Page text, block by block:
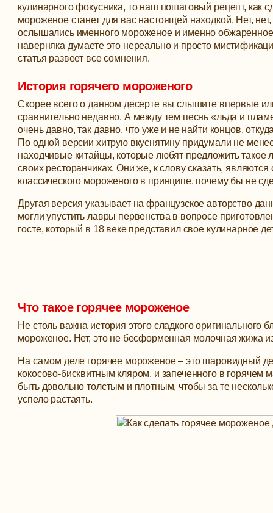
кулинарного фокусника, то наш пошаговый рецепт, как
мороженое станет для вас настоящей находкой. Нет,
ослышались именного мороженое и именно
наверняка думаете это нереально и просто
статья развеет все сомнения.
История горячего мороженого
Скорее всего о данном десерте вы слышите впервые
сравнительно недавно. А между тем песнь «льда и
очень давно, так давно, что уже и не найти концов,
По одной версии хитрую вкуснятину придумали не
находчивые китайцы, которые любят предложить такое
своих ресторанчиках. Они же, к слову сказать, являются
классического мороженого в принципе, почему бы не
Другая версия указывает на французское авторство
могли упустить лавры первенства в вопросе
госте, который в 18 веке представил свое кулинарное
Что такое горячее мороженое
Не столь важна история этого сладкого оригинального
мороженое. Нет, это не бесформенная молочная жижа
На самом деле горячее мороженое – это шаровидный
кокосово-бисквитным кляром, и запеченного в
быть довольно толстым и плотным, чтобы за те
успело растаять.